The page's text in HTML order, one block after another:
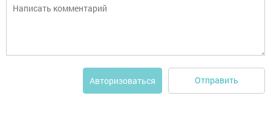
Авторизоваться Отправить